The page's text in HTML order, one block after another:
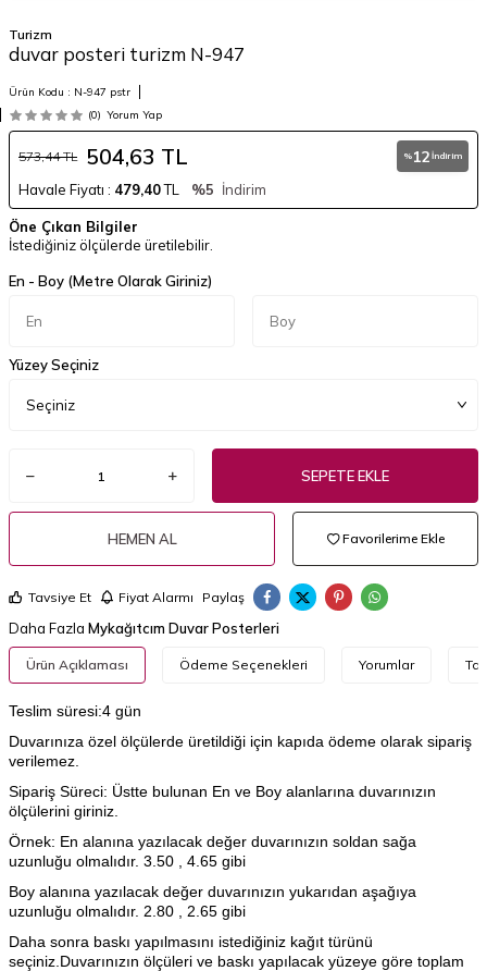
Turizm
duvar posteri turizm N-947
Ürün Kodu : N-947 pstr
(0) Yorum Yap
573,44TL 504,63 TL % 12 İndirim
Havale Fiyatı : 479,40TL %5 İndirim
Öne Çıkan Bilgiler
İstediğiniz ölçülerde üretilebilir.
En - Boy (Metre Olarak Giriniz)
Yüzey Seçiniz
SEPETE EKLE
HEMEN AL Favorilerime Ekle
Tavsiye Et Fiyat Alarmı Paylaş
Daha Fazla Mykağıtcım Duvar Posterleri
Ürün Açıklaması Ödeme Seçenekleri Yorumlar
Teslim süresi:4 gün
Duvarınıza özel ölçülerde üretildiği için kapıda ödeme olarak sipariş
verilemez.
Sipariş Süreci: Üstte bulunan En ve Boy alanlarına duvarınızın
ölçülerini giriniz.
Örnek: En alanına yazılacak değer duvarınızın soldan sağa
uzunluğu olmalıdır. 3.50 , 4.65 gibi
Boy alanına yazılacak değer duvarınızın yukarıdan aşağıya
uzunluğu olmalıdır. 2.80 , 2.65 gibi
Daha sonra baskı yapılmasını istediğiniz kağıt türünü
seçiniz.Duvarınızın ölçüleri ve baskı yapılacak yüzeye göre toplam